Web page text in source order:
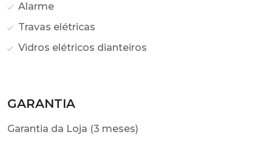
Alarme
Travas elétricas
Vidros elétricos dianteiros
GARANTIA
Garantia da Loja (3 meses)